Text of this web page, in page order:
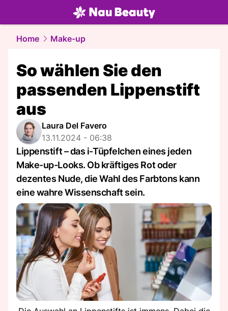
beauty.NAU.ch
Home Make-up
So wählen Sie den
passenden Lippenstift
aus
Laura Del Favero
13.11.2024 - 06:38
Lippenstift – das i-Tüpfelchen eines jeden
Make-up-Looks. Ob kräftiges Rot oder
dezentes Nude, die Wahl des Farbtons kann
eine wahre Wissenschaft sein.